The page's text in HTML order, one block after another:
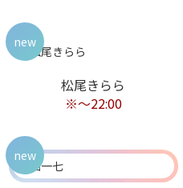
松尾きらら
※～22:00
new
new